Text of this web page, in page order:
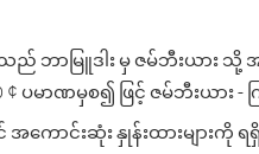
သည် ဘာမြူဒါး မှ ဇမ်ဘီးယား
¢ ပမာဏမှစ၍ ဖြင့် ဇမ်ဘီးယာ
ောင်းဆုံး နှုန်းထားများကို